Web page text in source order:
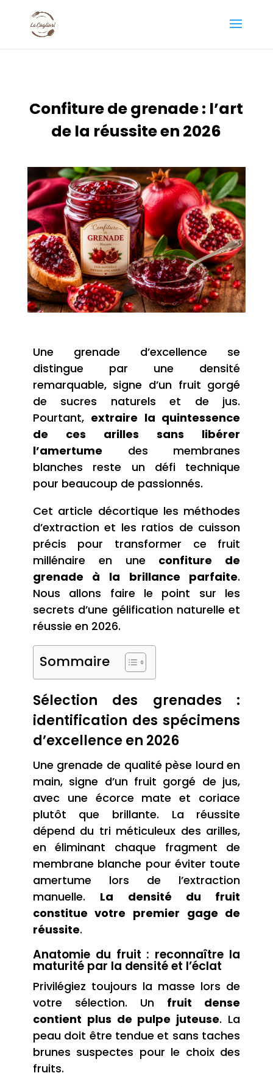
Confiture de grenade : l’art
de la réussite en 2026
Une grenade d’excellence se
distingue par une densité
remarquable, signe d’un fruit gorgé
de sucres naturels et de jus.
Pourtant, extraire la quintessence
de ces arilles sans libérer
l’amertume des membranes
blanches reste un défi technique
pour beaucoup de passionnés.
Cet article décortique les méthodes
d’extraction et les ratios de cuisson
précis pour transformer ce fruit
millénaire en une confiture de
grenade à la brillance parfaite.
Nous allons faire le point sur les
secrets d’une gélification naturelle et
réussie en 2026.
Sommaire
Sélection des grenades :
identification des spécimens
d’excellence en 2026
Une grenade de qualité pèse lourd en
main, signe d’un fruit gorgé de jus,
avec une écorce mate et coriace
plutôt que brillante. La réussite
dépend du tri méticuleux des arilles,
en éliminant chaque fragment de
membrane blanche pour éviter toute
amertume lors de l’extraction
manuelle. La densité du fruit
constitue votre premier gage de
réussite.
Anatomie du fruit : reconnaître la
maturité par la densité et l’éclat
Privilégiez toujours la masse lors de
votre sélection. Un fruit dense
contient plus de pulpe juteuse. La
peau doit être tendue et sans taches
brunes suspectes pour le choix des
fruits.